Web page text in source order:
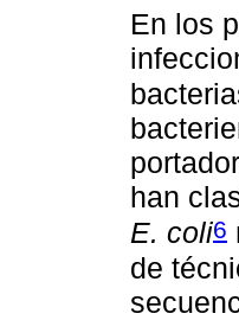
En los
han
E. coli6
de